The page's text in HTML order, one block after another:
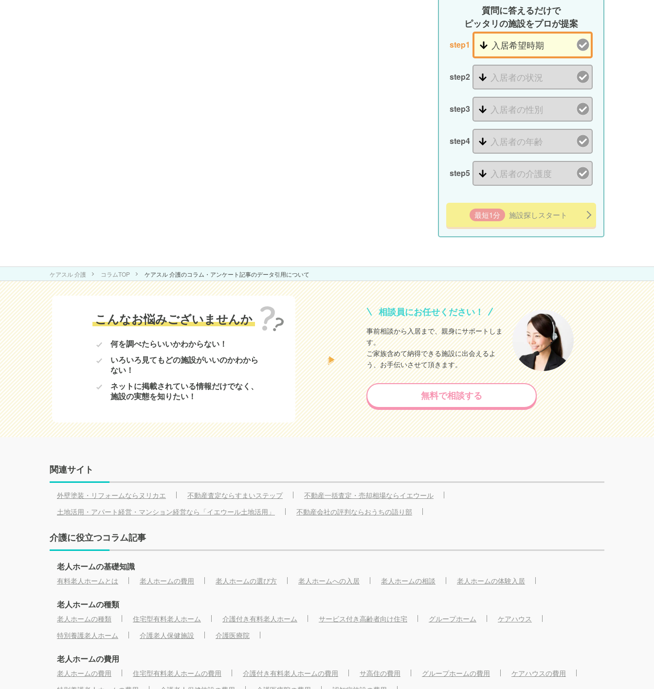
質問に答えるだけで
ピッタリの施設をプロが提案
step1
step2
step3
step4
step5
最短1分 施設探しスタート
ケアスル 介護 コラムTOP ケアスル 介護のコラム・アンケート記事のデータ引用について
こんなお悩みございませんか
何を調べたらいいかわからない！
いろいろ見てもどの施設がいいのかわから
ない！
ネットに掲載されている情報だけでなく、
施設の実態を知りたい！
相談員にお任せください！
事前相談から入居まで、親身にサポートしま
す。
ご家族含めて納得できる施設に出会えるよ
う、お手伝いさせて頂きます。
無料で相談する
関連サイト
外壁塗装・リフォームならヌリカエ 不動産査定ならすまいステップ
不動産一括査定・売却相場ならイエウール
土地活用・アパート経営・マンション経営なら「イエウール土地活用」
不動産会社の評判ならおうちの語り部
介護に役立つコラム記事
老人ホームの基礎知識
有料老人ホームとは 老人ホームの費用 老人ホームの選び方 老人ホームへの入居 老人ホームの相談 老人ホームの体験入居
老人ホームの種類
老人ホームの種類 住宅型有料老人ホーム 介護付き有料老人ホーム サービス付き高齢者向け住宅 グループホーム
ケアハウス
特別養護老人ホーム
介護老人保健施設 介護医療院
老人ホームの費用
老人ホームの費用 住宅型有料老人ホームの費用 介護付き有料老人ホームの費用 サ高住の費用 グループホームの費用
ケアハウスの費用